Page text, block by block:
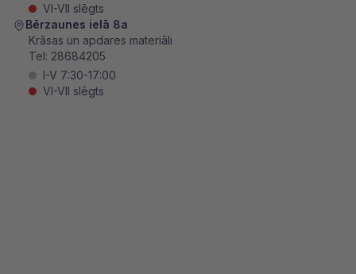
VI-VII slēgts
Bērzaunes ielā 8a
Krāsas un apdares materiāli
Tel: 28684205
I-V 7:30-17:00
VI-VII slēgts